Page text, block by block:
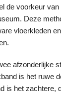
de voorkeur
Deze
vloerkleden
afzonderlijke
is het ruwe
is het zachtere,